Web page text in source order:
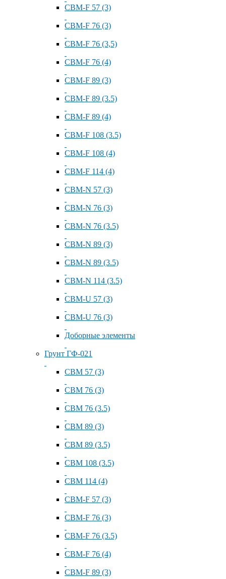
СВМ-F 57 (3)
СВМ-F 76 (3)
СВМ-F 76 (3,5)
СВМ-F 76 (4)
СВМ-F 89 (3)
СВМ-F 89 (3.5)
СВМ-F 89 (4)
СВМ-F 108 (3.5)
СВМ-F 108 (4)
СВМ-F 114 (4)
СВМ-N 57 (3)
СВМ-N 76 (3)
СВМ-N 76 (3.5)
СВМ-N 89 (3)
СВМ-N 89 (3.5)
СВМ-N 114 (3.5)
СВМ-U 57 (3)
СВМ-U 76 (3)
Доборные элементы
Грунт ГФ-021
СВМ 57 (3)
СВМ 76 (3)
СВМ 76 (3.5)
СВМ 89 (3)
СВМ 89 (3.5)
СВМ 108 (3.5)
СВМ 114 (4)
СВМ-F 57 (3)
СВМ-F 76 (3)
СВМ-F 76 (3.5)
СВМ-F 76 (4)
СВМ-F 89 (3)